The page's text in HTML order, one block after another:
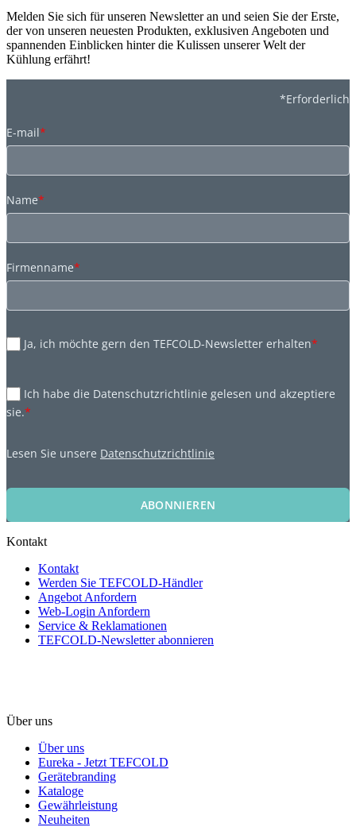
Melden Sie sich für unseren Newsletter an und seien Sie der Erste,
der von unseren neuesten Produkten, exklusiven Angeboten und
spannenden Einblicken hinter die Kulissen unserer Welt der
Kühlung erfährt!
*Erforderlich
E-mail*
Name*
Firmenname*
Ja, ich möchte gern den TEFCOLD-Newsletter erhalten*
Ich habe die Datenschutzrichtlinie gelesen und akzeptiere
sie.*
Lesen Sie unsere Datenschutzrichtlinie
ABONNIEREN
Kontakt
Kontakt
Werden Sie TEFCOLD-Händler
Angebot Anfordern
Web-Login Anfordern
Service & Reklamationen
TEFCOLD-Newsletter abonnieren
Über uns
Über uns
Eureka - Jetzt TEFCOLD
Gerätebranding
Kataloge
Gewährleistung
Neuheiten